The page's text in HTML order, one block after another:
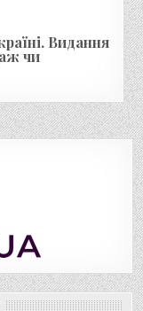
Видання
чи